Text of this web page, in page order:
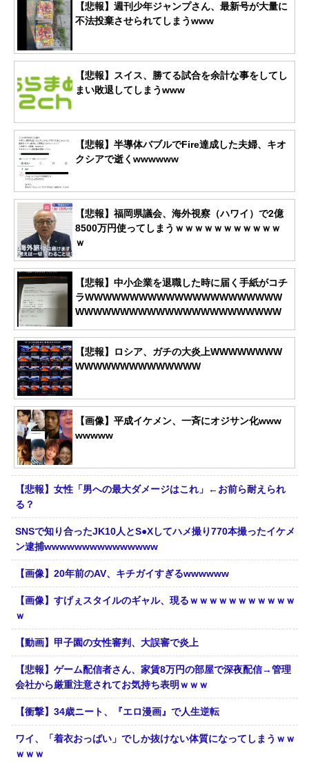
【悲報】週刊少年ジャンプさん、最新号が大量に
不法投棄させられてしまうwww
【悲報】スイス、勝てる試合を余計な事をしてし
まい敗退してしまうwww
【悲報】半導体バブルでFire達成した夫婦、キオ
クシアで逝くwwwwww
【悲報】福岡県議会、海外視察（ハワイ）で2億
8500万円使ってしまうｗｗｗｗｗｗｗｗｗｗｗ
ｗ
【悲報】中小企業を退職した時に届く手紙がコチ
ラWWWWWWWWWWWWWWWWWWWWWW
WWWWWWWWWWWWWWWWWWWWWWW
【悲報】ロシア、ガチの大炎上WWWWWWWW
WWWWWWWWWWWWWW
【画像】平成イケメン、一斉にオジサン化www
wwwww
【悲報】女性「男への最大ダメージはこれ」←お前ら耐えられ
る？
SNSで知り合ったJK10人とS●Xしてハメ撮り770本撮ったイケメ
ン逮捕wwwwwwwwwwwwwww
【画像】20年前のAV、キチガイすぎるwwwwww
【画像】すげぇスタイルのギャル、現るｗｗｗｗｗｗｗｗｗｗｗ
ｗ
【動画】甲子園の女性審判、大誤審で炎上
【悲報】ゲーム配信者さん、家賃8万円の部屋で深夜配信→管理
会社から厳重注意されてお気持ち表明ｗｗｗ
【衝撃】34歳ニート、『エロ漫画』で人生逆転
ワイ、「着衣おっばい」でしか抜けない体質になってしまうｗｗ
ｗｗｗ